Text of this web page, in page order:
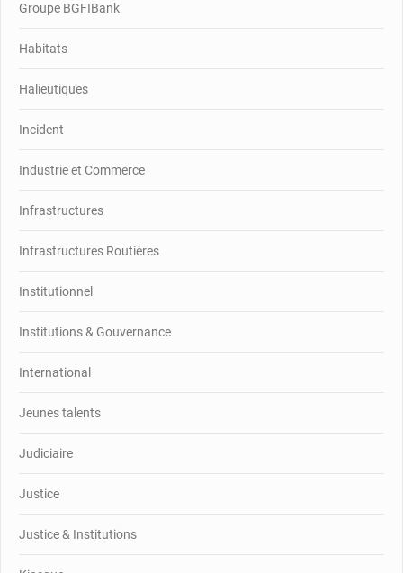
Groupe BGFIBank
Habitats
Halieutiques
Incident
Industrie et Commerce
Infrastructures
Infrastructures Routières
Institutionnel
Institutions & Gouvernance
International
Jeunes talents
Judiciaire
Justice
Justice & Institutions